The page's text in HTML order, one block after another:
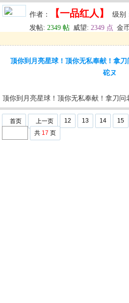
作者： 【一品红人】 级别
发帖: 2349 帖 威望: 2349 点 金
回复 u 编辑 u
顶你到月亮星球！顶你无私奉献！拿
砣ヌ
顶你到月亮星球！顶你无私奉献！拿刀问
首页 上一页 12 13 14 15
共 17 页